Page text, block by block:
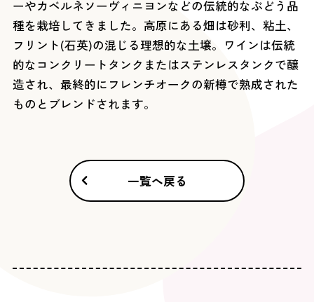
ーやカベルネソーヴィニヨンなどの伝統的なぶどう品
種を栽培してきました。高原にある畑は砂利、粘土、
フリント(石英)の混じる理想的な土壌。ワインは伝統
的なコンクリートタンクまたはステンレスタンクで醸
造され、最終的にフレンチオークの新樽で熟成された
ものとブレンドされます。
一覧へ戻る